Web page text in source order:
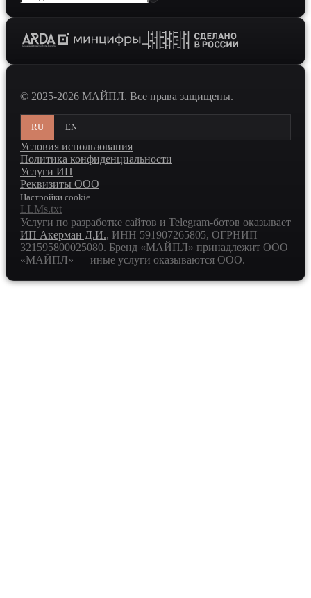
© 2025-2026 МАЙПЛ. Все права защищены.
RU EN
Условия использования
Политика конфиденциальности
Услуги ИП
Реквизиты ООО
Настройки cookie
LLMs.txt
Услуги по разработке сайтов и Telegram-ботов оказывает
ИП Акерман Д.И., ИНН 591907265805, ОГРНИП
321595800025080. Бренд «МАЙПЛ» принадлежит ООО
«МАЙПЛ» — иные услуги оказываются ООО.